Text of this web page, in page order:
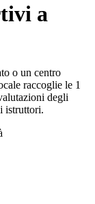
a
o un centro
raccoglie le 1
degli
istruttori.